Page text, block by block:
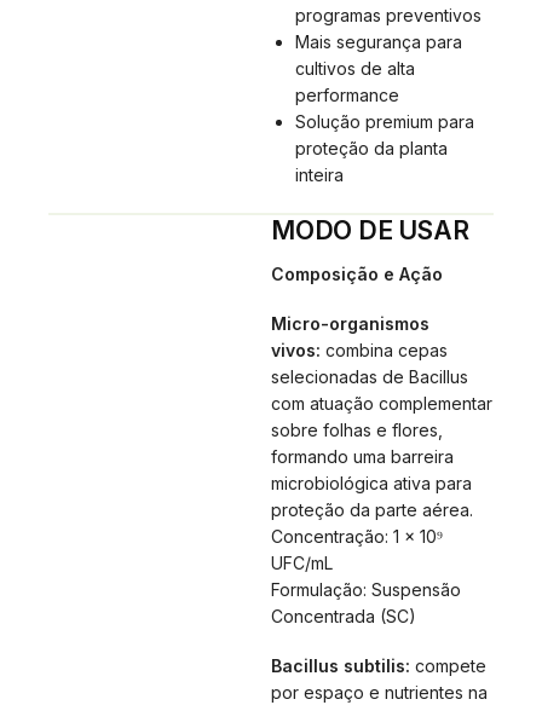
programas preventivos
Mais segurança para
cultivos de alta
performance
Solução premium para
proteção da planta
inteira
MODO DE USAR
Composição e Ação
Micro-organismos
vivos: combina cepas
selecionadas de Bacillus
com atuação complementar
sobre folhas e flores,
formando uma barreira
microbiológica ativa para
proteção da parte aérea.
Concentração: 1 × 10⁹
UFC/mL
Formulação: Suspensão
Concentrada (SC)
Bacillus subtilis: compete
por espaço e nutrientes na